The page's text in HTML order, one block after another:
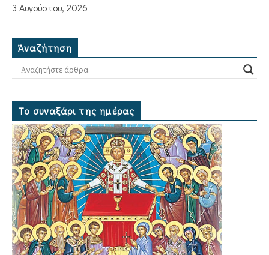
3 Αυγούστου, 2026
Ἀναζήτηση
Το συναξάρι της ημέρας